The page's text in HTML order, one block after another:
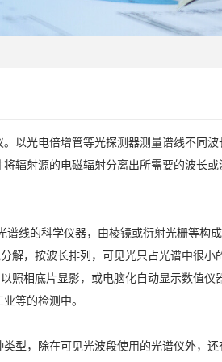
以光电倍增管等光探测器测量谱线不同
辐射源的电磁辐射分离出所需要的波长
谱线的科学仪器，由棱镜或衍射光栅等
解，按波长排列，可见光只占光谱中很
照相底片显影，或电脑化自动显示数值
等的检测中。
型，除在可见光波段使用的光谱仪外，